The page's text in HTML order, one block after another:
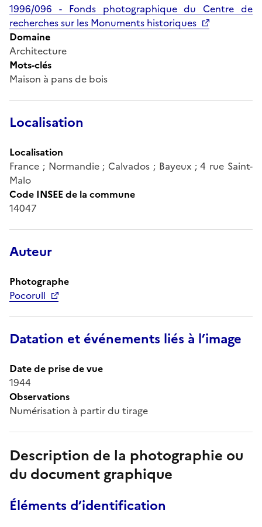
1996/096 - Fonds photographique du Centre de
recherches sur les Monuments historiques
Domaine
Architecture
Mots-clés
Maison à pans de bois
Localisation
Localisation
France ; Normandie ; Calvados ; Bayeux ; 4 rue Saint-
Malo
Code INSEE de la commune
14047
Auteur
Photographe
Pocorull
Datation et événements liés à l’image
Date de prise de vue
1944
Observations
Numérisation à partir du tirage
Description de la photographie ou
du document graphique
Éléments d’identification